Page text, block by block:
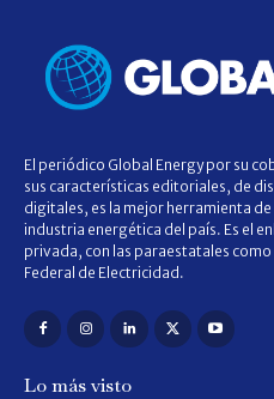
El periódico Global Energy por su
sus características editoriales, de
digitales, es la mejor herramienta
industria energética del país. Es el
privada, con las paraestatales
Federal de Electricidad.
Lo más visto